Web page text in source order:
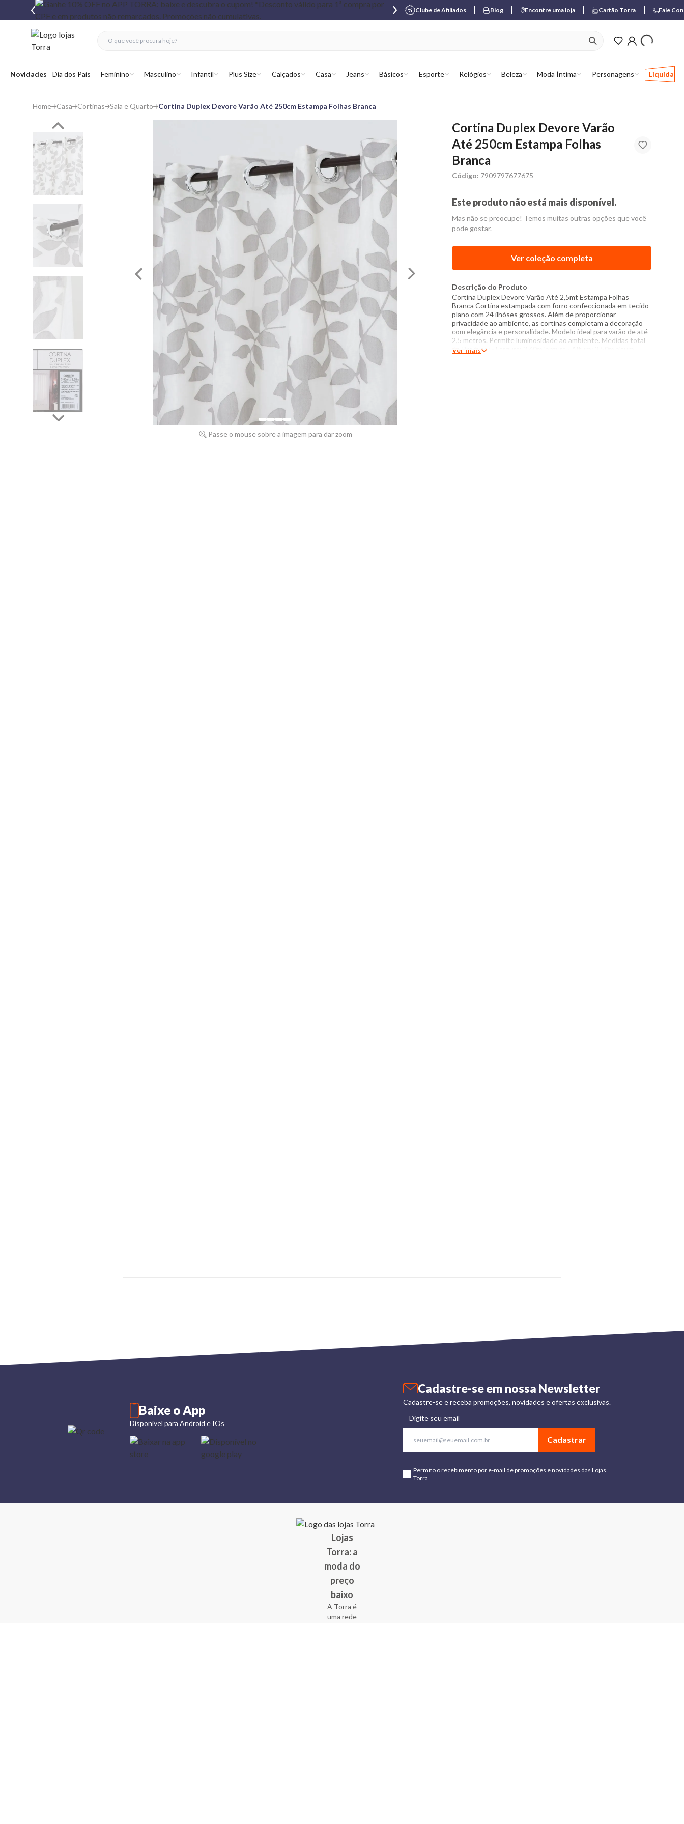
Clube de Afiliados Blog Encontre uma loja Cartão Torra Fale
Abrir menu
Novidades Dia dos Pais Feminino Masculino Infantil Plus Size Calçados Casa Jeans Básicos Esporte Relógios Beleza Moda Íntima Personagens Liquida
ver produtos
fechar menu
fechar menu
favoritos
Home Casa Cortinas Sala e Quarto Cortina Duplex Devore Varão Até 250cm Estampa Folhas Branca
Passe o mouse sobre a imagem para dar zoom
Cortina Duplex Devore Varão
Até 250cm Estampa Folhas
Branca
Código: 7909797677675
Este produto não está mais disponível.
Mas não se preocupe! Temos muitas outras opções que você
pode gostar.
Ver coleção completa
Descrição do Produto
Cortina Duplex Devore Varão Até 2,5mt Estampa Folhas
Branca Cortina estampada com forro confeccionada em tecido
plano com 24 ilhóses grossos. Além de proporcionar
privacidade ao ambiente, as cortinas completam a decoração
com elegância e personalidade. Modelo ideal para varão de até
2,5 metros. Permite luminosidade ao ambiente. Medidas total
do Produto: - Largura: 3,60m largura - Altura: 2,50m altura
Ver mais
Cadastre-se em nossa Newsletter
Cadastre-se e receba promoções, novidades e ofertas exclusivas.
Digite seu email
Cadastrar
Permito o recebimento por e-mail de promoções e novidades das Lojas
Torra
Baixe o App
Disponível para Android e IOs
Lojas
Torra: a
moda do
preço
baixo
A Torra é
uma rede